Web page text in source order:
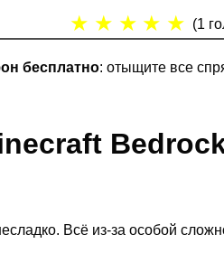
★ ★ ★ ★ ★ (1
бесплатно: отыщите все
Всё из-за особой